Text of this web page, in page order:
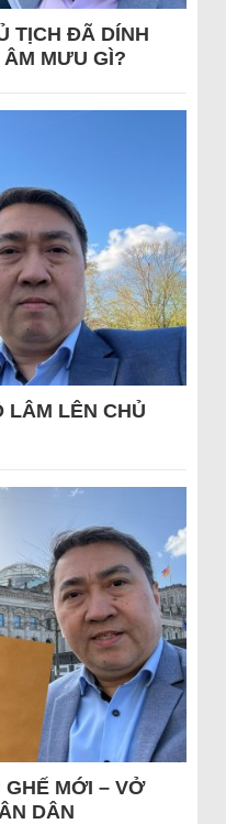
TỊCH ĐÃ DÍNH
MƯU GÌ?
LÂM LÊN CHỦ
MỚI – VỞ
DÂN